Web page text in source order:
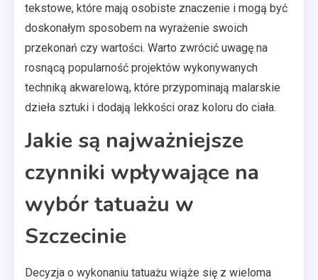
tekstowe, które mają osobiste znaczenie i mogą być
doskonałym sposobem na wyrażenie swoich
przekonań czy wartości. Warto zwrócić uwagę na
rosnącą popularność projektów wykonywanych
techniką akwarelową, które przypominają malarskie
dzieła sztuki i dodają lekkości oraz koloru do ciała.
Jakie są najważniejsze
czynniki wpływające na
wybór tatuażu w
Szczecinie
Decyzja o wykonaniu tatuażu wiąże się z wieloma